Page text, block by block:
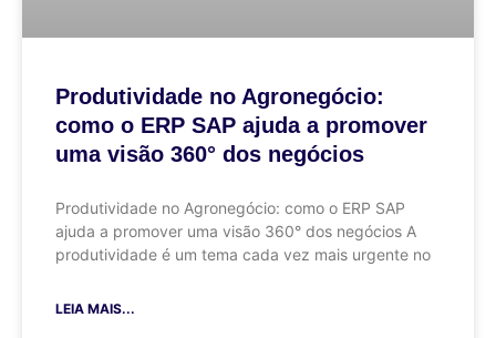
Produtividade no Agronegócio:
como o ERP SAP ajuda a promover
uma visão 360° dos negócios
Produtividade no Agronegócio: como o ERP SAP
ajuda a promover uma visão 360° dos negócios A
produtividade é um tema cada vez mais urgente no
LEIA MAIS...